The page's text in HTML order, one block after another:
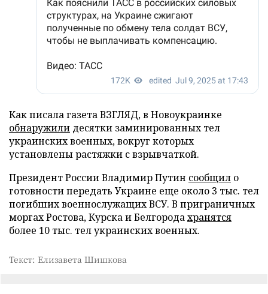
Как писала газета ВЗГЛЯД, в Новоукраинке
обнаружили десятки заминированных тел
украинских военных, вокруг которых
установлены растяжки с взрывчаткой.
Президент России Владимир Путин сообщил о
готовности передать Украине еще около 3 тыс. тел
погибших военнослужащих ВСУ. В приграничных
моргах Ростова, Курска и Белгородахранятся
более 10 тыс. тел украинских военных.
Текст: Елизавета Шишкова